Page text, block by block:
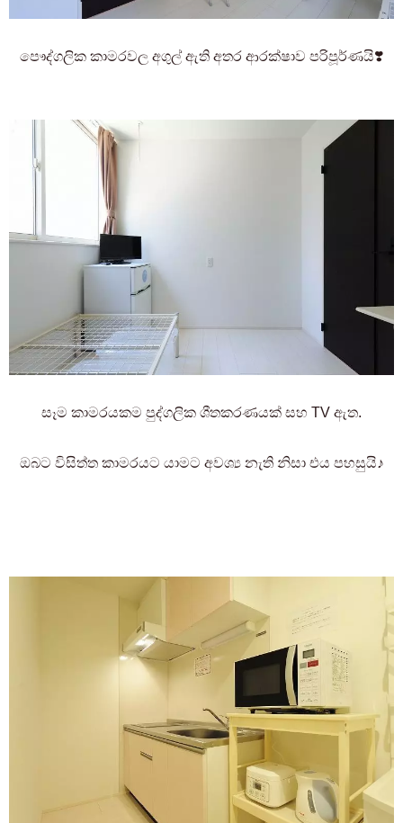
පෞද්ගලික කාමරවල අගුල් ඇති අතර ආරක්ෂාව පරිපූර්ණයි❣️
සෑම කාමරයකම පුද්ගලික ශීතකරණයක් සහ TV ඇත.
ඔබට විසිත්ත කාමරයට යාමට අවශ්‍ය නැති නිසා එය පහසුයි♪